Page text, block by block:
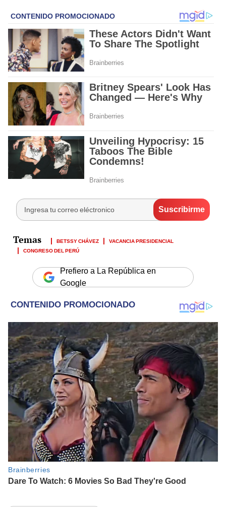
BETSSY CHÁVEZ
VACANCIA PRESIDENCIAL
CONGRESO DEL PERÚ
Prefiero a La República en
Google